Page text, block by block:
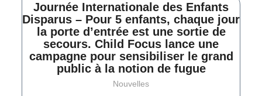
Journée Internationale des Enfants
Disparus – Pour 5 enfants, chaque jour
la porte d’entrée est une sortie de
secours. Child Focus lance une
campagne pour sensibiliser le grand
public à la notion de fugue
Nouvelles